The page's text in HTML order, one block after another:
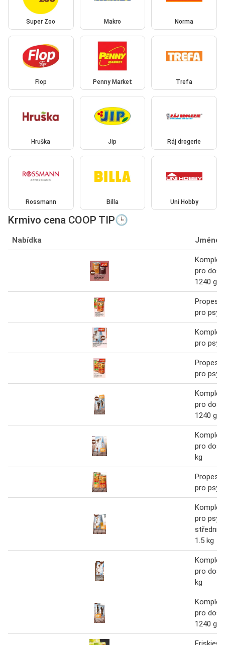
Super Zoo Makro Norma
Flop Penny Market Trefa
Hruška Jip Ráj drogerie
Rossmann Billa Uni Hobby
Krmivo cena COOP TIP🕒
Nabídka Jméno
pro
1240 g
pro psy
pro psy
pro psy
pro
1240 g
pro
kg
pro psy
pro psy
1.5 kg
pro
kg
pro
1240 g